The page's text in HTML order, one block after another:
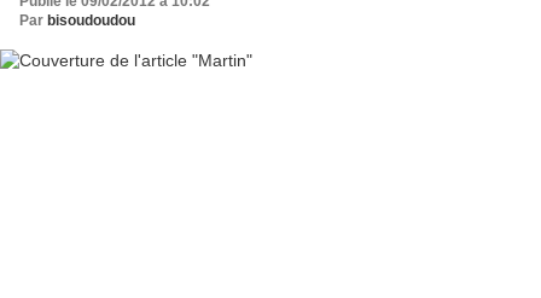
Par bisoudoudou